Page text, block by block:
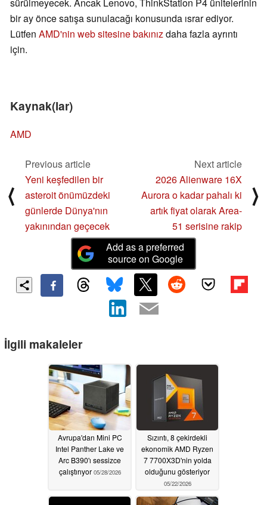
bir ay önce satışa sunulacağı konusunda ısrar ediyor.
Lütfen AMD'nin web sitesine bakınızdaha fazla ayrıntı
için.
Kaynak(lar)
AMD
⟨
Previous article
Yeni keşfedilen bir
asteroit önümüzdeki
günlerde Dünya'nın
yakınından geçecek
Next article
2026 Alienware 16X
Aurora o kadar pahalı ki
artık fiyat olarak Area-
51 serisine rakip
⟩
Add as a preferred
source on Google
İlgili makaleler
Avrupa'dan Mini PC
Intel Panther Lake ve
Arc B390'ı sessizce
çalıştırıyor 05/28/2026
Sızıntı, 8 çekirdekli
ekonomik AMD Ryzen
7 7700X3D'nin yolda
olduğunu gösteriyor
05/22/2026